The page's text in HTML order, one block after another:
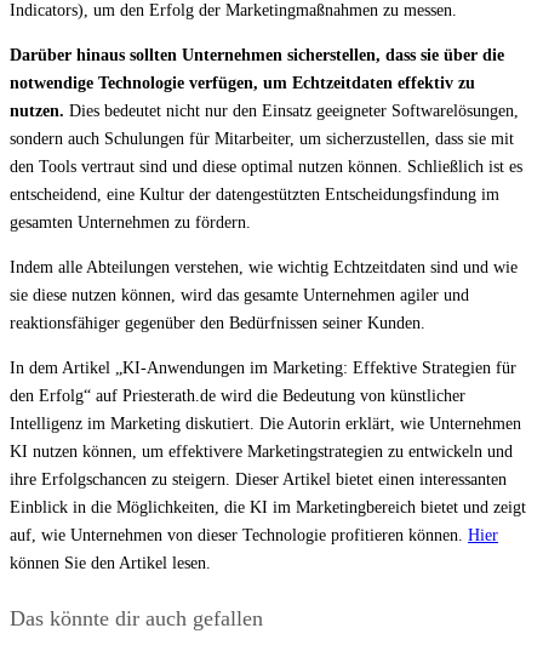
Indicators), um den Erfolg der Marketingmaßnahmen zu messen.
Darüber hinaus sollten Unternehmen sicherstellen, dass sie über die
notwendige Technologie verfügen, um Echtzeitdaten effektiv zu
nutzen. Dies bedeutet nicht nur den Einsatz geeigneter Softwarelösungen,
sondern auch Schulungen für Mitarbeiter, um sicherzustellen, dass sie mit
den Tools vertraut sind und diese optimal nutzen können. Schließlich ist es
entscheidend, eine Kultur der datengestützten Entscheidungsfindung im
gesamten Unternehmen zu fördern.
Indem alle Abteilungen verstehen, wie wichtig Echtzeitdaten sind und wie
sie diese nutzen können, wird das gesamte Unternehmen agiler und
reaktionsfähiger gegenüber den Bedürfnissen seiner Kunden.
In dem Artikel „KI-Anwendungen im Marketing: Effektive Strategien für
den Erfolg“ auf Priesterath.de wird die Bedeutung von künstlicher
Intelligenz im Marketing diskutiert. Die Autorin erklärt, wie Unternehmen
KI nutzen können, um effektivere Marketingstrategien zu entwickeln und
ihre Erfolgschancen zu steigern. Dieser Artikel bietet einen interessanten
Einblick in die Möglichkeiten, die KI im Marketingbereich bietet und zeigt
auf, wie Unternehmen von dieser Technologie profitieren können. Hier
können Sie den Artikel lesen.
Das könnte dir auch gefallen